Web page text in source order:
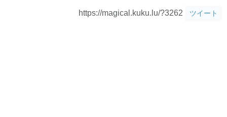
https://magical.kuku.lu/?3262 ツイート